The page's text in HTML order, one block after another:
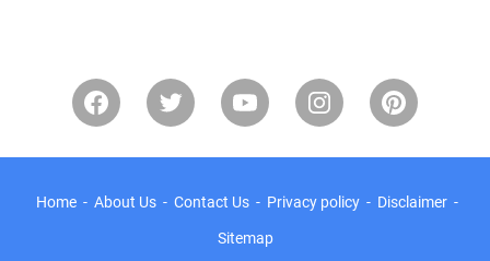
Home About Us Contact Us Privacy policy Disclaimer
Sitemap